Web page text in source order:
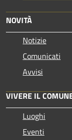
NOVITÀ
Notizie
Comunicati
Avvisi
VIVERE IL
Luoghi
Eventi